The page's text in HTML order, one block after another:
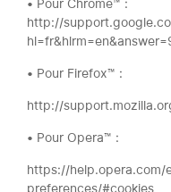
• Pour Chrome™ :
http://
• Pour Firefox™ :
http://
• Pour Opera™ :
https://help.opera.com/
preferences/#cookies